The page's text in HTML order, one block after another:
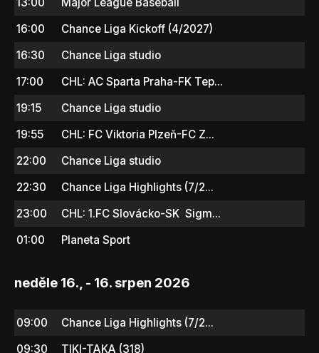
16:00
Chance Liga Kickoff (4/2027)
16:30
Chance Liga studio
17:00
CHL: AC Sparta Praha-FK Tep...
19:15
Chance Liga studio
19:55
CHL: FC Viktoria Plzeň-FC Z...
22:00
Chance Liga studio
22:30
Chance Liga Highlights (7/2...
23:00
CHL: 1.FC Slovácko-SK Sigm...
01:00
Planeta Sport
neděle 16., - 16. srpen 2026
09:00
Chance Liga Highlights (7/2...
09:30
TIKI-TAKA (318)